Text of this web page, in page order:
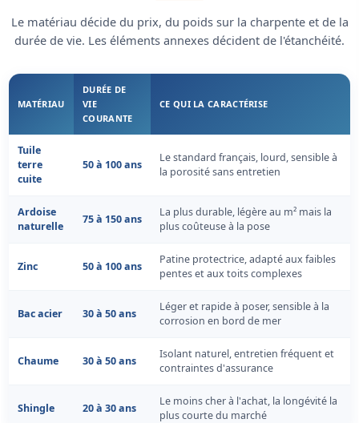
Le matériau décide du prix, du poids sur la charpente et de la
durée de vie. Les éléments annexes décident de l'étanchéité.
MATÉRIAU
DURÉE DE
VIE
COURANTE
CE QUI LA CARACTÉRISE
Tuile
terre
cuite
50 à 100 ans
Le standard français, lourd, sensible à
la porosité sans entretien
Ardoise
naturelle
75 à 150 ans
La plus durable, légère au m² mais la
plus coûteuse à la pose
Zinc 50 à 100 ans
Patine protectrice, adapté aux faibles
pentes et aux toits complexes
Bac acier 30 à 50 ans
Léger et rapide à poser, sensible à la
corrosion en bord de mer
Chaume 30 à 50 ans
Isolant naturel, entretien fréquent et
contraintes d'assurance
Shingle 20 à 30 ans
Le moins cher à l'achat, la longévité la
plus courte du marché